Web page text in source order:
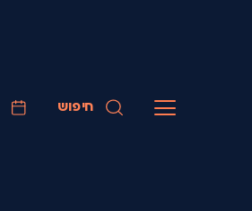
חיפוש